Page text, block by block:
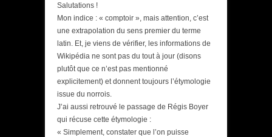
Salutations !
Mon indice : « comptoir », mais attention, c’est
une extrapolation du sens premier du terme
latin. Et, je viens de vérifier, les informations de
Wikipédia ne sont pas du tout à jour (disons
plutôt que ce n’est pas mentionné
explicitement) et donnent toujours l’étymologie
issue du norrois.
J’ai aussi retrouvé le passage de Régis Boyer
qui récuse cette étymologie :
« Simplement, constater que l’on puisse